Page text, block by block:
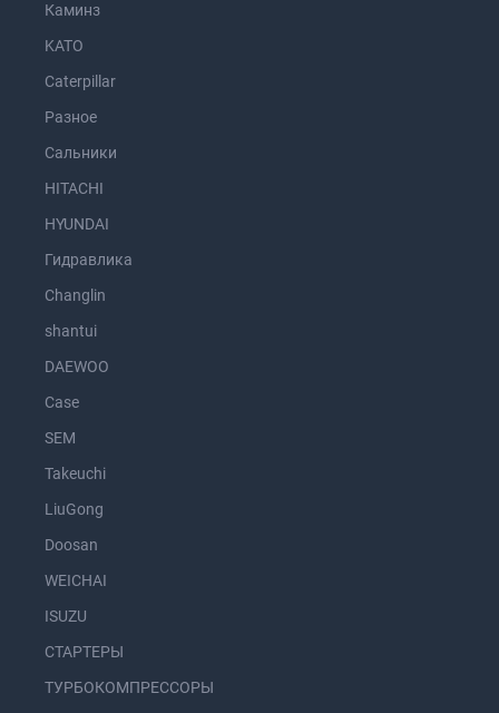
Каминз
KATO
Caterpillar
Разное
Сальники
HITACHI
HYUNDAI
Гидравлика
Changlin
shantui
DAEWOO
Case
SEM
Takeuchi
LiuGong
Doosan
WEICHAI
ISUZU
СТАРТЕРЫ
ТУРБОКОМПРЕССОРЫ